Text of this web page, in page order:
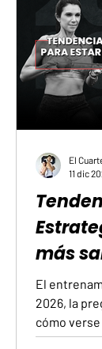
para el
períodos
mental. En
la vol
más
nunca
El
2026, la
cómo verse
funcionar
El
11 dic